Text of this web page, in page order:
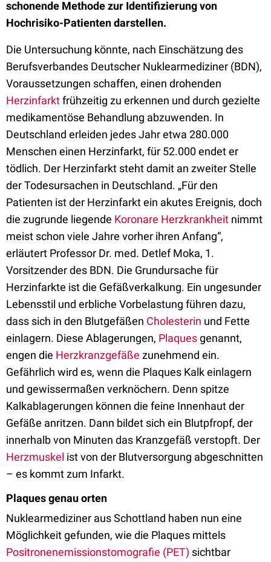
schonende Methode zur Identifizierung von
Hochrisiko-Patienten darstellen.
Die Untersuchung könnte, nach Einschätzung des
Berufsverbandes Deutscher Nuklearmediziner (BDN),
Voraussetzungen schaffen, einen drohenden
Herzinfarktfrühzeitig zu erkennen und durch gezielte
medikamentöse Behandlung abzuwenden. In
Deutschland erleiden jedes Jahr etwa 280.000
Menschen einen Herzinfarkt, für 52.000 endet er
tödlich. Der Herzinfarkt steht damit an zweiter Stelle
der Todesursachen in Deutschland. „Für den
Patienten ist der Herzinfarkt ein akutes Ereignis, doch
die zugrunde liegende Koronare Herzkrankheit nimmt
meist schon viele Jahre vorher ihren Anfang“,
erläutert Professor Dr. med. Detlef Moka, 1.
Vorsitzender des BDN. Die Grundursache für
Herzinfarkte ist die Gefäßverkalkung. Ein ungesunder
Lebensstil und erbliche Vorbelastung führen dazu,
dass sich in den Blutgefäßen Cholesterin und Fette
einlagern. Diese Ablagerungen, Plaquesgenannt,
engen die Herzkranzgefäße zunehmend ein.
Gefährlich wird es, wenn die Plaques Kalk einlagern
und gewissermaßen verknöchern. Denn spitze
Kalkablagerungen können die feine Innenhaut der
Gefäße anritzen. Dann bildet sich ein Blutpfropf, der
innerhalb von Minuten das Kranzgefäß verstopft. Der
Herzmuskel ist von der Blutversorgung abgeschnitten
– es kommt zum Infarkt.
Plaques genau orten
Nuklearmediziner aus Schottland haben nun eine
Möglichkeit gefunden, wie die Plaques mittels
Positronenemissionstomografie (PET) sichtbar